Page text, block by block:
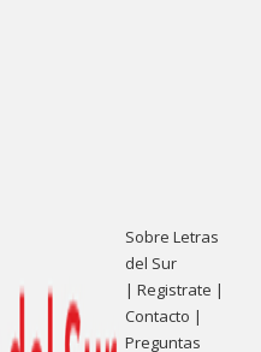
Sobre Letras
del Sur
| Registrate |
Contacto |
Preguntas